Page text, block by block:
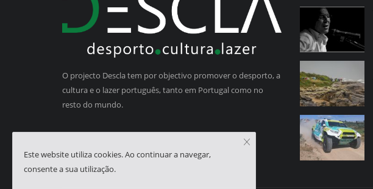
O projecto Descla tem por objectivo promover o desporto, a
cultura e o lazer português, tanto em Portugal como no
resto do mundo.
Este website utiliza cookies. Ao continuar a navegar,
consente a sua utilização.